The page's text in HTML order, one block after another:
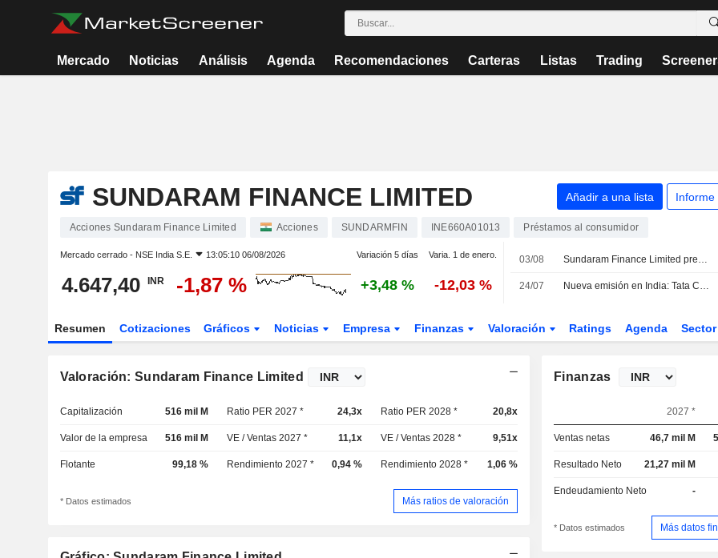
Mercado Noticias Análisis Agenda Recomendaciones Carteras Listas Trading
SUNDARAM FINANCE LIMITED Añadir a una lista Informe
Acciones Sundaram Finance Limited Acciones SUNDARMFIN INE660A01013 Préstamos al consumidor
Mercado cerrado - NSE India S.E. 13:05:10 06/08/2026 Variación 5 días Varia. 1 de enero.
4.647,40 INR -1,87 % +3,48 % -12,03 %
03/08 Sundaram Finance Limited presenta sus resultados del primer trimestre finalizado el 30 de junio de 2026
24/07 Nueva emisión en India: Tata Capital Housing reabrirá sus bonos con vencimiento en mayo de 2030
Resumen Cotizaciones Gráficos Noticias Empresa Finanzas Valoración Ratings Agenda Sector
Valoración: Sundaram Finance Limited
Capitalización 516 mil M Ratio PER 2027 * 24,3x Ratio PER 2028 * 20,8x
Valor de la empresa 516 mil M VE / Ventas 2027 * 11,1x VE / Ventas 2028 * 9,51x
Flotante 99,18 % Rendimiento 2027 * 0,94 % Rendimiento 2028 * 1,06 %
* Datos estimados Más ratios de valoración
Finanzas
2027 *
Ventas netas 46,7 mil M
Resultado Neto 21,27 mil M
Endeudamiento Neto -
* Datos estimados Más datos